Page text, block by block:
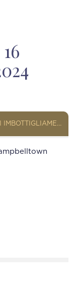
NOTA DI IMBOTTIGLIAMENTO